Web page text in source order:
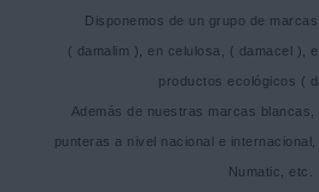
Disponemos de un grupo de
( damalim ), en celulosa, ( damacel ),
productos ecológicos (
Además de nuestras marcas
punteras a nivel nacional e internacional,
Numatic, etc.